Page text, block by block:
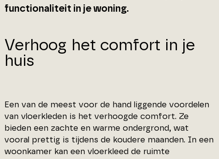
functionaliteit in je woning.
Verhoog het comfort in je
huis
Een van de meest voor de hand liggende voordelen
van vloerkleden is het verhoogde comfort. Ze
bieden een zachte en warme ondergrond, wat
vooral prettig is tijdens de koudere maanden. In een
woonkamer kan een vloerkleed de ruimte